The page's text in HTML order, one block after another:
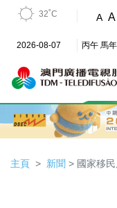
32˚C A A
2026-08-07 丙午 馬
主頁 新聞 > 國家移